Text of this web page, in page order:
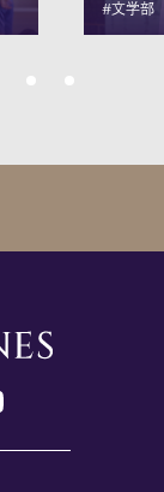
#キャリ